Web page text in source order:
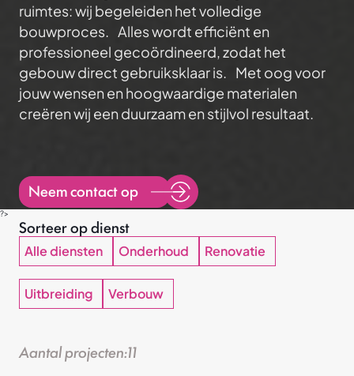
Projecten
Diensten
Verbouw
ruimtes: wij begeleiden het volledige
bouwproces. Alles wordt efficiënt en
professioneel gecoördineerd, zodat het
gebouw direct gebruiksklaar is. Met oog voor
jouw wensen en hoogwaardige materialen
creëren wij een duurzaam en stijlvol resultaat.
Neem contact op
?>
Sorteer op dienst
Alle diensten Onderhoud Renovatie
Uitbreiding Verbouw
Aantal projecten:11